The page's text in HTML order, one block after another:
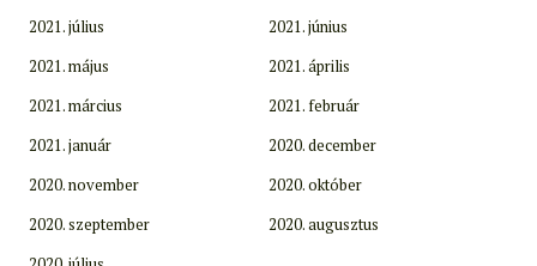
2021. július
2021. június
2021. május
2021. április
2021. március
2021. február
2021. január
2020. december
2020. november
2020. október
2020. szeptember
2020. augusztus